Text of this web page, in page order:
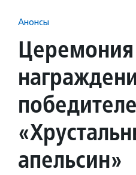
Анонсы
Церемония
апельсин»